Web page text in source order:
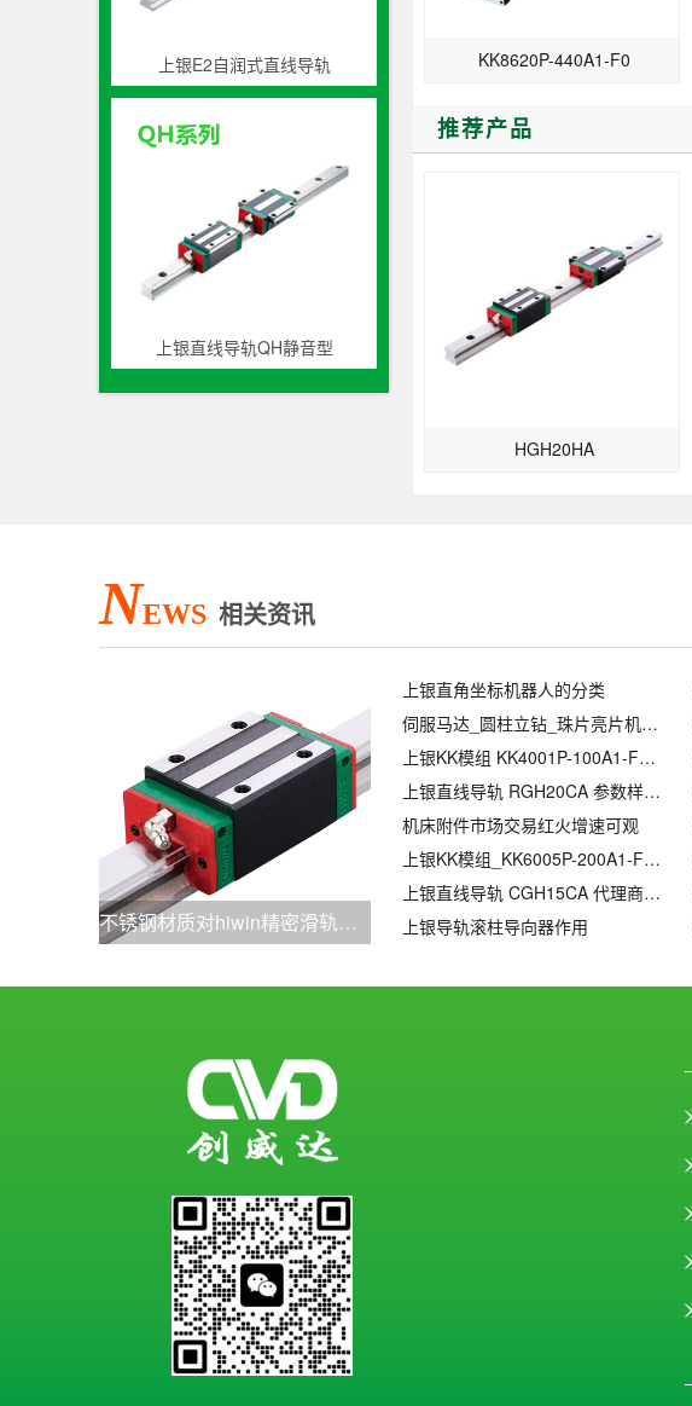
上银E2自润式直线导轨
上银直线导轨QH静音型
KK8620P-440A1-F0
推荐产品
HGH20HA
NEWS 相关资讯
不锈钢材质对hiwin精密滑轨的影响
上银直角坐标机器人的分类
伺服马达_圆柱立钻_珠片亮片机台湾HIWIN上银直线模组滑台
上银KK模组 KK4001P-100A1-F0 规格尺寸型号
上银直线导轨 RGH20CA 参数样本选型手册
机床附件市场交易红火增速可观
上银KK模组_KK6005P-200A1-F0_KK60D05P-200A1-F0_等级精度安装
上银直线导轨 CGH15CA 代理商正品官网
上银导轨滚柱导向器作用